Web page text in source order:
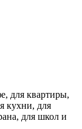
для квартиры,
кухни, для
для школ и